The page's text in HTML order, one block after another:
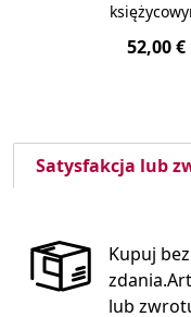
52,00 €
Satysfakcja lub
Kupuj
lub